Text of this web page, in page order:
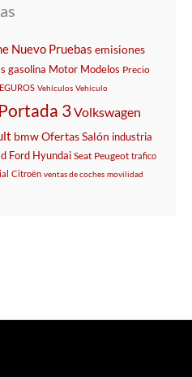
Nuevo Pruebas emisiones
gasolina Motor Modelos Precio
Vehículos Vehículo
Portada 3Volkswagen
bmwOfertasSalón industria
Ford Hyundai Seat Peugeot trafico
Citroën ventas de coches movilidad